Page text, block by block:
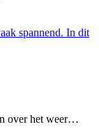
spannend. In dit
over het weer…